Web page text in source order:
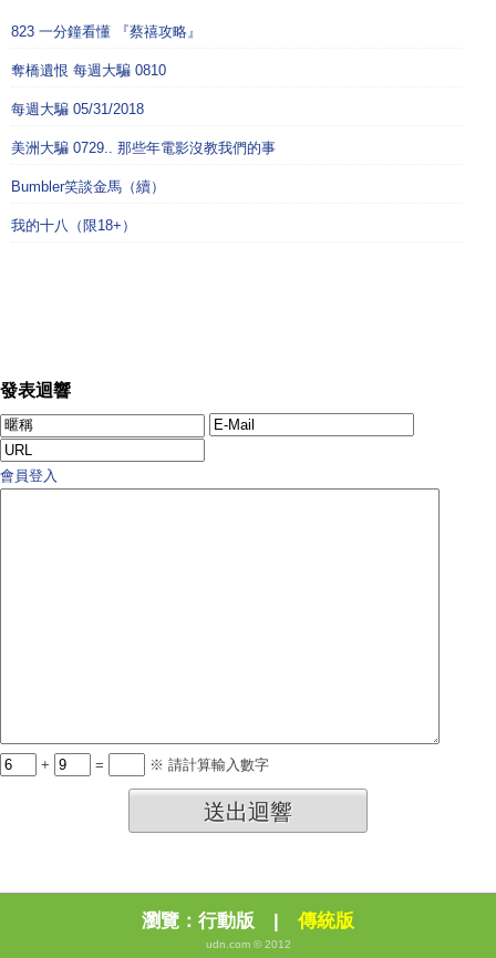
823 一分鐘看懂 『蔡禧攻略』
奪橋遺恨 每週大騙 0810
每週大騙 05/31/2018
美洲大騙 0729.. 那些年電影沒教我們的事
Bumbler笑談金馬（續）
我的十八（限18+）
發表迴響
會員登入
+ = ※ 請計算輸入數字
送出迴響
瀏覽： 行動版 傳統版
udn.com © 2012